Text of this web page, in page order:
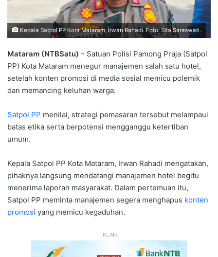
Kepala Satpol PP Kota Mataram, Irwan Rahadi. Foto: Sita Saraswati.
Mataram (NTBSatu) – Satuan Polisi Pamong Praja (Satpol
PP) Kota Mataram menegur manajemen salah satu hotel,
setelah konten promosi di media sosial memicu polemik
dan memancing keluhan warga.
Satpol PP menilai, strategi pemasaran tersebut melampaui
batas etika serta berpotensi mengganggu ketertiban
umum.
Kepala Satpol PP Kota Mataram, Irwan Rahadi mengatakan,
pihaknya langsung mendatangi manajemen hotel begitu
menerima laporan masyarakat. Dalam pertemuan itu,
Satpol PP meminta manajemen segera menghapus konten
promosi yang memicu kegaduhan.
IKLAN